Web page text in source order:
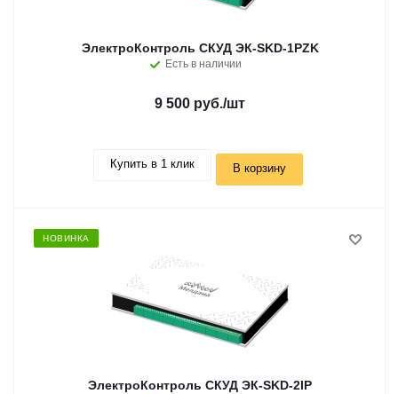
ЭлектроКонтроль СКУД ЭК-SKD-1PZK
Есть в наличии
9 500 руб./шт
Купить в 1 клик В корзину
НОВИНКА
ЭлектроКонтроль СКУД ЭК-SKD-2IP